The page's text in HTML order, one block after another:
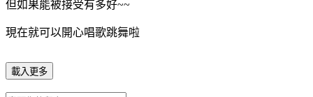
但如果能被接受有多好~~
現在就可以開心唱歌跳舞啦
載入更多